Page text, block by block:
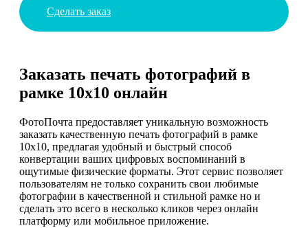
Сделать заказ
Заказать печать фотографий в
рамке 10х10 онлайн
ФотоПочта предоставляет уникальную возможность
заказать качественную печать фотографий в рамке
10х10, предлагая удобный и быстрый способ
конвертации ваших цифровых воспоминаний в
ощутимые физические форматы. Этот сервис позволяет
пользователям не только сохранить свои любимые
фотографии в качественной и стильной рамке но и
сделать это всего в несколько кликов через онлайн
платформу или мобильное приложение.